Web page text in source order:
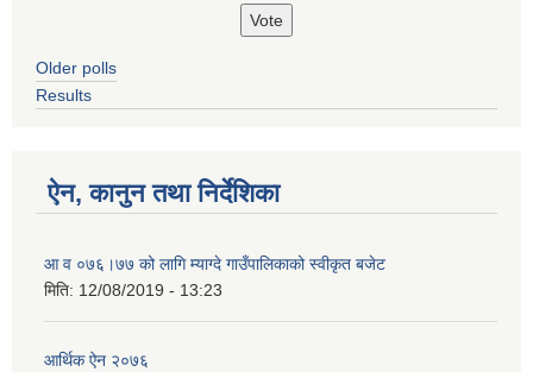
Older polls
Results
ऐन, कानुन तथा निर्देशिका
आ व ०७६।७७ को लागि म्याग्दे गाउँपालिकाको स्वीकृत बजेट
मिति: 12/08/2019 - 13:23
आर्थिक ऐन २०७६